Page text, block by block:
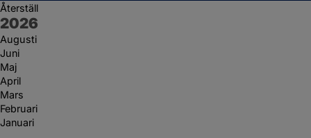
Återställ
År:
2026
Augusti
Juni
Maj
April
Mars
Februari
Januari